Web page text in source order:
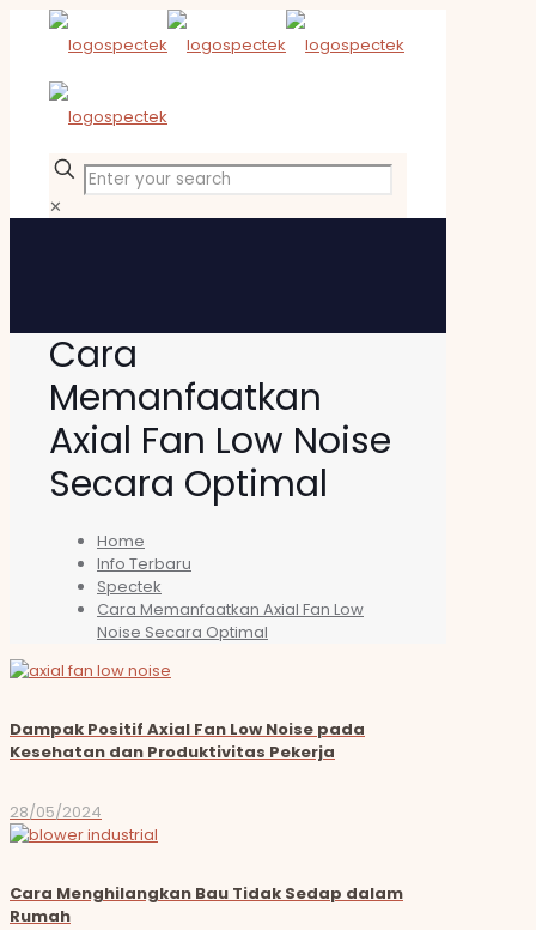
✕
Cara
Memanfaatkan
Axial Fan Low Noise
Secara Optimal
Home
Info Terbaru
Spectek
Cara Memanfaatkan Axial Fan Low
Noise Secara Optimal
Dampak Positif Axial Fan Low Noise pada
Kesehatan dan Produktivitas Pekerja
28/05/2024
Cara Menghilangkan Bau Tidak Sedap dalam
Rumah